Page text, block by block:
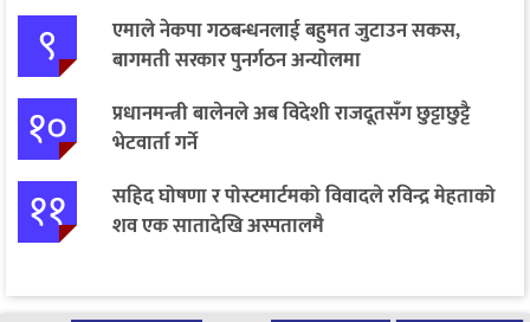
९
एमाले नेकपा गठबन्धनलाई बहुमत जुटाउन सकस,
बागमती सरकार पुनर्गठन अन्योलमा
१०
प्रधानमन्त्री बालेनले अब विदेशी राजदूतसँग छुट्टाछुट्टै
भेटवार्ता गर्ने
११
सहिद घोषणा र पोस्टमार्टमको विवादले रविन्द्र मेहताको
शव एक सातादेखि अस्पतालमै